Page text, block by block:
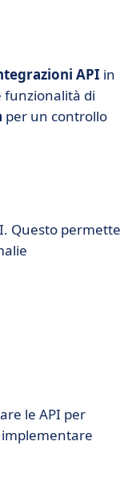
API in
funzionalità di
per un controllo
Questo permette
le API per
implementare